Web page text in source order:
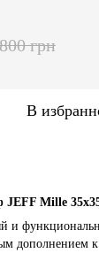
грн
В
JEFF Mille
и
дополнением